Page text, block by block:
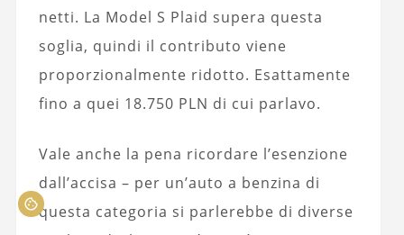
netti. La Model S Plaid supera questa
soglia, quindi il contributo viene
proporzionalmente ridotto. Esattamente
fino a quei 18.750 PLN di cui parlavo.
Vale anche la pena ricordare l’esenzione
dall’accisa – per un’auto a benzina di
questa categoria si parlerebbe di diverse